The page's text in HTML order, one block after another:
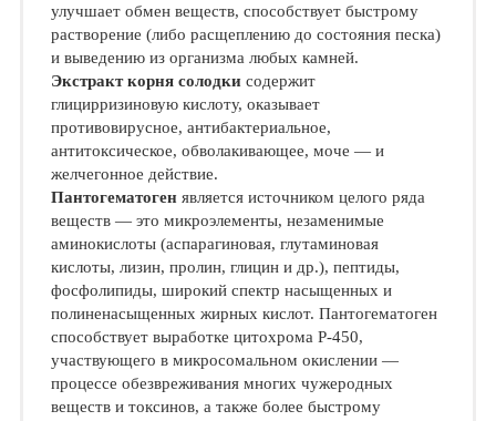
улучшает обмен веществ, способствует быстрому
растворение (либо расщеплению до состояния песка)
и выведению из организма любых камней.
Экстракт корня солодкисодержит
глицирризиновую кислоту, оказывает
противовирусное, антибактериальное,
антитоксическое, обволакивающее, моче — и
желчегонное действие.
Пантогематоген является источником целого ряда
веществ — это микроэлементы, незаменимые
аминокислоты (аспарагиновая, глутаминовая
кислоты, лизин, пролин, глицин и др.), пептиды,
фосфолипиды, широкий спектр насыщенных и
полиненасыщенных жирных кислот. Пантогематоген
способствует выработке цитохрома Р-450,
участвующего в микросомальном окислении —
процессе обезвреживания многих чужеродных
веществ и токсинов, а также более быстрому